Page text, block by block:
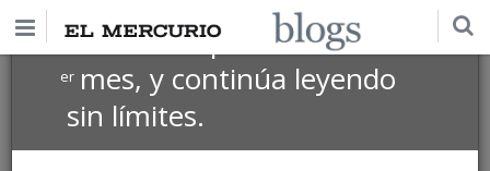
Suscríbete por $1 USD
ermes, y continúa leyendo
sin límites.